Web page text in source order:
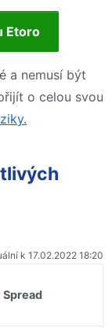
Etoro
a nemusí být
o celou svou
k 17.02.2022 18:20
Spread